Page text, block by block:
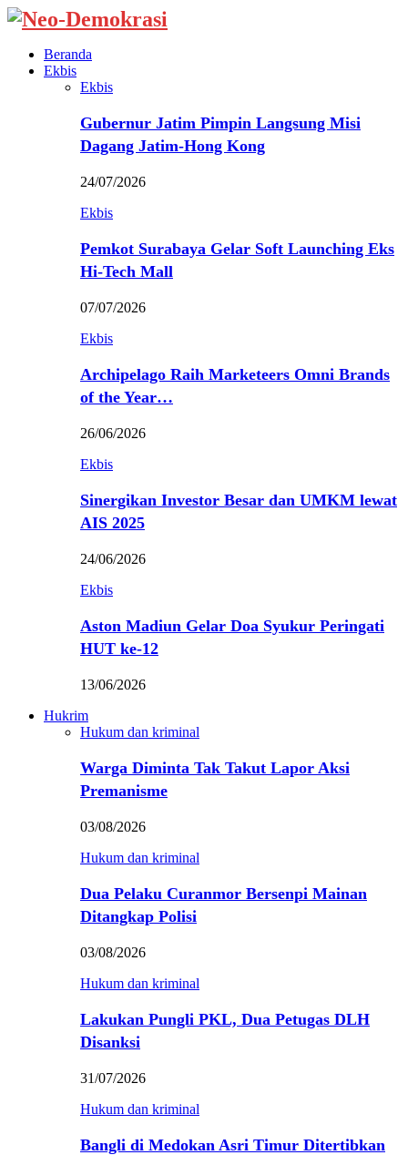
Beranda
Ekbis
Ekbis
Gubernur Jatim Pimpin Langsung Misi
Dagang Jatim-Hong Kong
24/07/2026
Ekbis
Pemkot Surabaya Gelar Soft Launching Eks
Hi-Tech Mall
07/07/2026
Ekbis
Archipelago Raih Marketeers Omni Brands
of the Year…
26/06/2026
Ekbis
Sinergikan Investor Besar dan UMKM lewat
AIS 2025
24/06/2026
Ekbis
Aston Madiun Gelar Doa Syukur Peringati
HUT ke-12
13/06/2026
Hukrim
Hukum dan kriminal
Warga Diminta Tak Takut Lapor Aksi
Premanisme
03/08/2026
Hukum dan kriminal
Dua Pelaku Curanmor Bersenpi Mainan
Ditangkap Polisi
03/08/2026
Hukum dan kriminal
Lakukan Pungli PKL, Dua Petugas DLH
Disanksi
31/07/2026
Hukum dan kriminal
Bangli di Medokan Asri Timur Ditertibkan